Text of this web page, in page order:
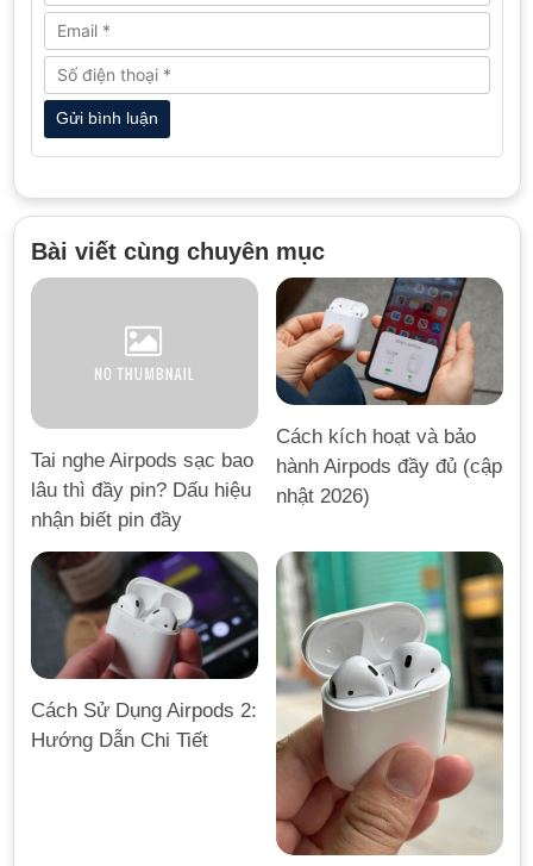
Bài viết cùng chuyên mục
Tai nghe Airpods sạc bao
lâu thì đầy pin? Dấu hiệu
nhận biết pin đầy
Cách kích hoạt và bảo
hành Airpods đầy đủ (cập
nhật 2026)
Cách Sử Dụng Airpods 2:
Hướng Dẫn Chi Tiết